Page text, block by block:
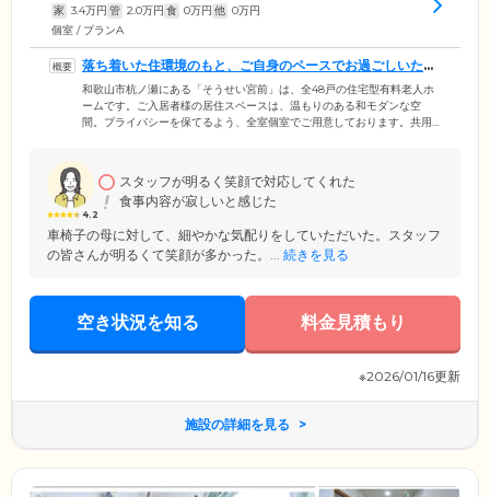
家 3.4万円 管 2.0万円 食 0万円 他 0万円
個室 / プランA
落ち着いた住環境のもと、ご自身のペースでお過ごしいただ
けます
和歌山市杭ノ瀬にある「そうせい宮前」は、全48戸の住宅型有料老人ホ
ームです。ご入居者様の居住スペースは、温もりのある和モダンな空
間。プライバシーを保てるよう、全室個室でご用意しております。共用
卓を囲んだり、開放的なカフェタイムを楽しんだり。ご入居者様それぞ
れの日常を、思い思いにお過ごしいただけます。また、落ち着いた色調
の館内は、すべて車いすやストレッチャーが無理なく通れるように段差
を無くしたバリアフリー構造です。
4.2
スタッフが明るく笑顔で対応してくれた
食事内容が寂しいと感じた
車椅子の母に対して、細やかな気配りをしていただいた。スタッフ
の皆さんが明るくて笑顔が多かった。... 続きを見る
空き状況を知る 料金見積もり
※2026/01/16更新
施設の詳細を見る